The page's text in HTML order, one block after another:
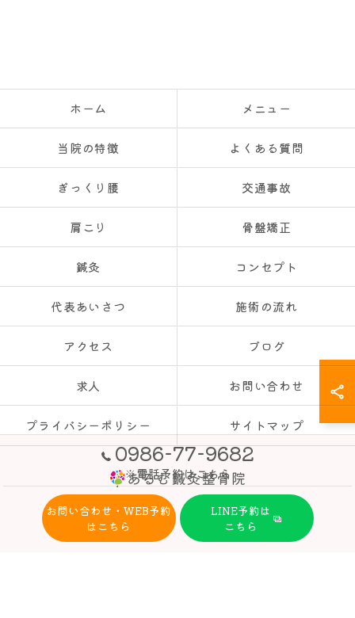
0986-77-9682
※電話予約はこちら
お問い合わせ・WEB予約
はこちら
LINE予約は
こちら
ホーム メニュー
当院の特徴 よくある質問
ぎっくり腰 交通事故
肩こり 骨盤矯正
鍼灸 コンセプト
代表あいさつ 施術の流れ
アクセス ブログ
求人 お問い合わせ
プライバシーポリシー サイトマップ
© 2026 都城市・三股町の整骨院ならあるむ鍼灸整骨院 ALL RIGHTS
RESERVED.